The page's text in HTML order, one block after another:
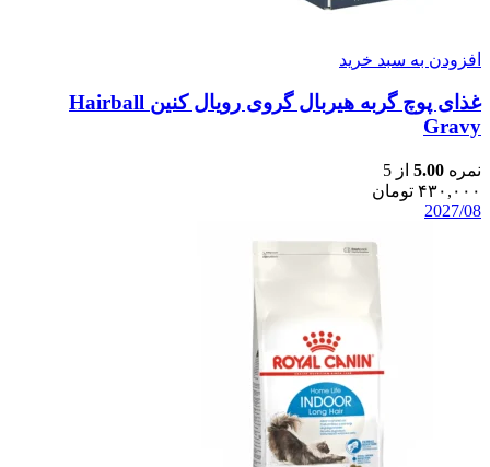
افزودن به سبد خرید
غذای پوچ گربه هیربال گروی رویال کنین Hairball
Gravy
نمره 5.00 از 5
۴۳۰,۰۰۰ تومان
2027/08